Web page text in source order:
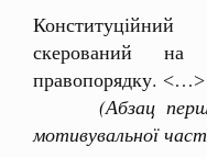
скерований на
правопорядку. ˂…˃
(Абзац
мотивувальної